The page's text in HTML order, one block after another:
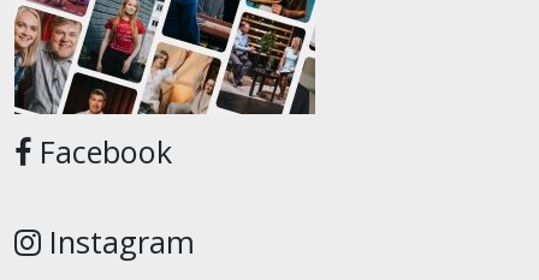
Facebook
Instagram